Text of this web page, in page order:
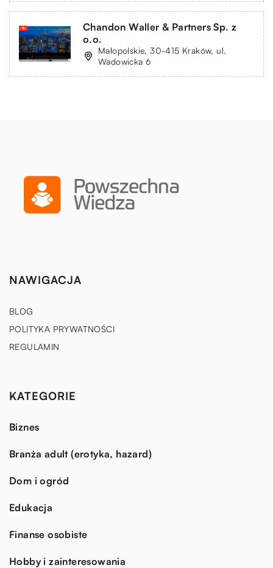
Chandon Waller & Partners Sp. z
o.o.
Małopolskie, 30-415 Kraków, ul.
Wadowicka 6
NAWIGACJA
BLOG
POLITYKA PRYWATNOŚCI
REGULAMIN
KATEGORIE
Biznes
Branża adult (erotyka, hazard)
Dom i ogród
Edukacja
Finanse osobiste
Hobby i zainteresowania